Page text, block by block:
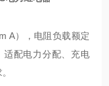
A），电阻负载额定
适配电力分配、充电